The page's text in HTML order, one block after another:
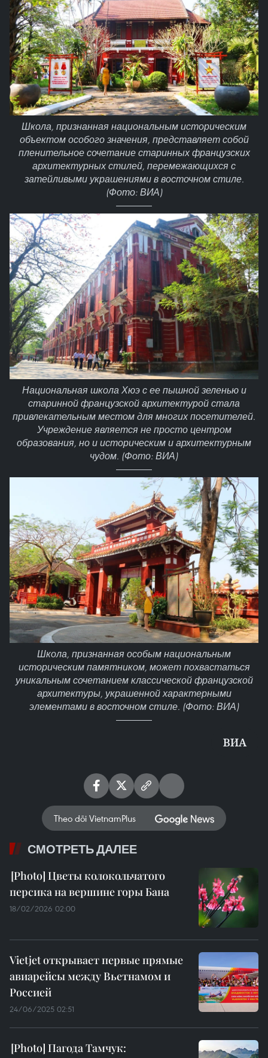
Школа, признанная национальным историческим
объектом особого значения, представляет собой
пленительное сочетание старинных французских
архитектурных стилей, перемежающихся с
затейливыми украшениями в восточном стиле.
(Фото: ВИА)
Национальная школа Хюэ с ее пышной зеленью и
старинной французской архитектурой стала
привлекательным местом для многих посетителей.
Учреждение является не просто центром
образования, но и историческим и архитектурным
чудом. (Фото: ВИА)
Школа, признанная особым национальным
историческим памятником, может похвастаться
уникальным сочетанием классической французской
архитектуры, украшенной характерными
элементами в восточном стиле. (Фото: ВИА)
ВИА
Theo dõi VietnamPlus
СМОТРЕТЬ ДАЛЕЕ
Цветы колокольчатого
персика на вершине горы Бана
18/02/2026 02:00
Vietjet открывает первые прямые
авиарейсы между Вьетнамом и
Россией
24/06/2025 02:51
Пагода Тамчук: